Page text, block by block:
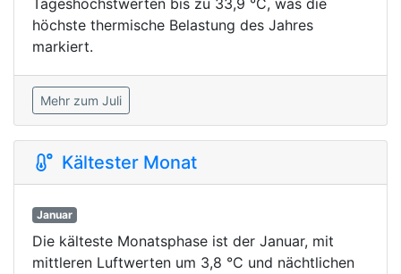
Tageshöchstwerten bis zu 33,9 °C, was die
höchste thermische Belastung des Jahres
markiert.
Mehr zum Juli
Kältester Monat
Januar
Die kälteste Monatsphase ist der Januar, mit
mittleren Luftwerten um 3,8 °C und nächtlichen